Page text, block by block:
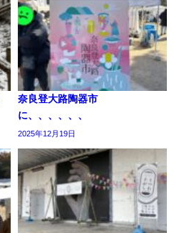
奈良登大路陶器市
に、、、、、、
2025年12月19日